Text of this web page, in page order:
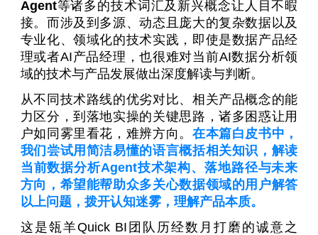
Agent等诸多的技术词汇及新兴概念让人目不暇
接。而涉及到多源、动态且庞大的复杂数据以及
专业化、领域化的技术实践，即使是数据产品经
理或者AI产品经理，也很难对当前AI数据分析领
域的技术与产品发展做出深度解读与判断。
从不同技术路线的优劣对比、相关产品概念的能
力区分，到落地实操的关键思路，诸多困惑让用
户如同雾里看花，难辨方向。 在本篇白皮书中，
我们尝试用简洁易懂的语言概括相关知识，解读
当前数据分析Agent技术架构、落地路径与未来
方向，希望能帮助众多关心数据领域的用户解答
以上问题，拨开认知迷雾，理解产品本质。
这是瓴羊Quick BI团队历经数月打磨的诚意之